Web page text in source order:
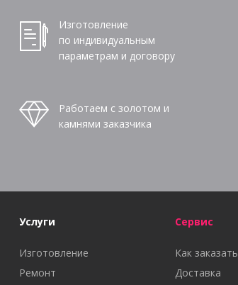
Изготовление
по индивидуальным
параметрам и договору
Работаем с золотом и
камнями заказчика
Услуги
Изготовление
Ремонт
Сервис
Как заказать
Доставка